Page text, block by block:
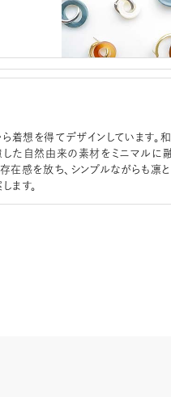
想を得てデザインしています。
た自然由来の素材をミニマルに
在感を放ち、シンプルながらも凛
ます。